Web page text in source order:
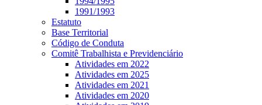
1991/1993
Estatuto
Base Territorial
Código de Conduta
Comitê Trabalhista e Previdenciário
Atividades em 2022
Atividades em 2025
Atividades em 2021
Atividades em 2020